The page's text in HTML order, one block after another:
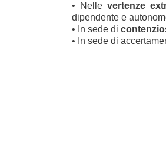
• Nelle vertenze
dipendente e
• In sede di
• In sede di